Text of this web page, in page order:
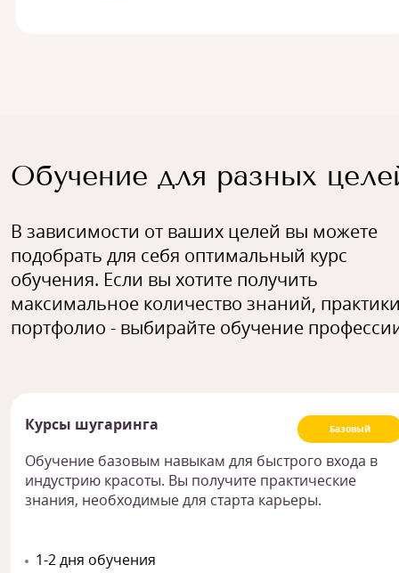
Обучение для разных
В зависимости от ваших целей вы можете
подобрать для себя оптимальный курс
обучения. Если вы хотите получить
максимальное количество знаний,
портфолио - выбирайте обучение
Базовый
Курсы шугаринга
Обучение базовым навыкам для быстрого входа в
индустрию красоты. Вы получите практические
знания, необходимые для старта карьеры.
1-2 дня обучения